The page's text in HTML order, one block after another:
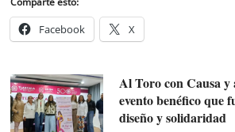
Facebook X
Al Toro con Causa
evento benéfico que
diseño y solidaridad